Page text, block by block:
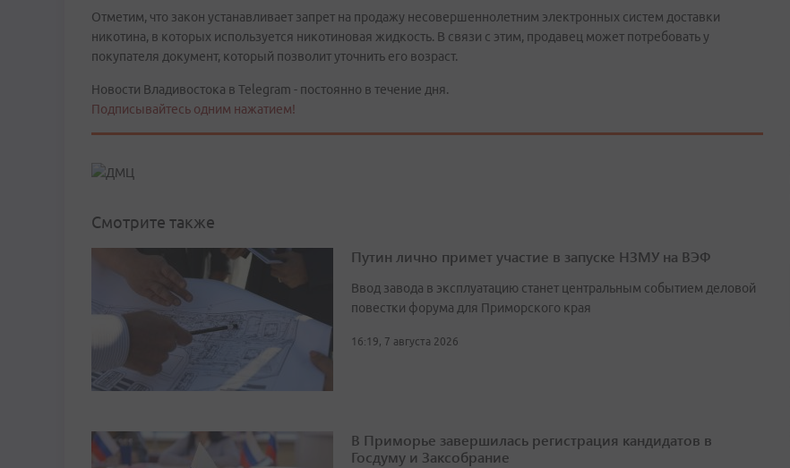
Отметим, что закон устанавливает запрет на продажу несовершеннолетним электронных систем доставки
никотина, в которых используется никотиновая жидкость. В связи с этим, продавец может потребовать у
покупателя документ, который позволит уточнить его возраст.
Новости Владивостока в Telegram - постоянно в течение дня.
Подписывайтесь одним нажатием!
Смотрите также
Путин лично примет участие в запуске НЗМУ на ВЭФ
Ввод завода в эксплуатацию станет центральным событием деловой
повестки форума для Приморского края
16:19, 7 августа 2026
В Приморье завершилась регистрация кандидатов в
Госдуму и Заксобрание